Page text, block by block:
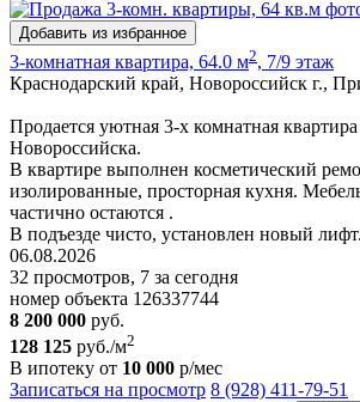
Добавить из избранное
3-комнатная квартира, 64.0 м2, 7/9 этаж
Краснодарский край, Новороссийск г.,
Пpoдается уютная 3-х комнатная
Новороссийска.
В квартире выполнен косметический
изолированные, просторная кухня.
частично остаются .
В подъезде чисто, установлен новый лифт.
06.08.2026
32 просмотров, 7 за сегодня
номер объекта 126337744
8 200 000 руб.
128 125 руб./м2
В ипотеку от 10 000 р/мес
Записаться на просмотр 8 (928) 411-79-51